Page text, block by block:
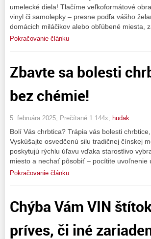
umelecké diela! Tlačíme veľkoformátové
vinyl či samolepky – presne podľa vášho
domácich miláčikov alebo obľúbené miesta,
Pokračovanie článku
Zbavte sa bolesti
bez chémie!
5. februára 2025, Prečítané 1 144x, hudak
Bolí Vás chrbtica? Trápia vás bolesti
Vyskúšajte osvedčenú silu tradičnej čínskej
poskytujú rýchlu úľavu vďaka starostlivo
miesto a nechať pôsobiť – pocítite
Pokračovanie článku
Chýba Vám VIN
príves, či iné